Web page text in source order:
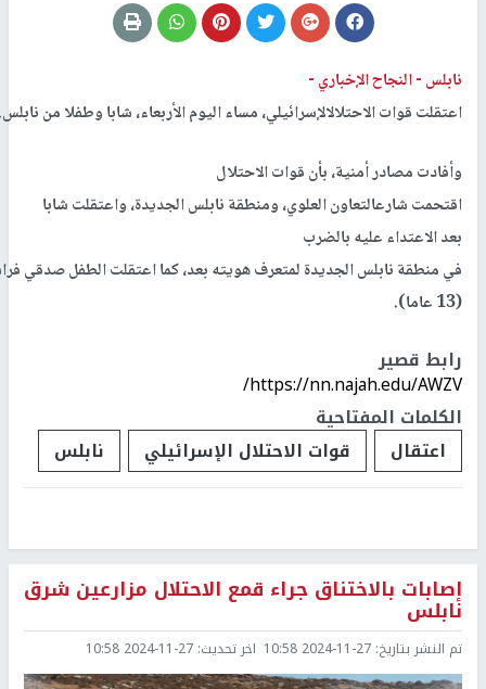
نابلس -النجاح الإخباري -
اعتقلت قوات الاحتلالالإسرائيلي، مساء اليوم الأربعاء، شابا وطفلا من
وأفادت مصادر أمنية، بأن قوات الاحتلال
اقتحمت شارعالتعاون العلوي، ومنطقة نابلس الجديدة، واعتقلت شابا
بعد الاعتداء عليه بالضرب
في منطقة نابلس الجديدة لمتعرف هويته بعد، كما اعتقلت الطفل صدقي
(13 عاما).
رابط قصير
https://nn.najah.edu/AWZV/
الكلمات المفتاحية
اعتقال
قوات الاحتلال الإسرائيلي نابلس
إصابات بالاختناق جراء قمع الاحتلال مزارعين شرق
نابلس
تم النشر بتاريخ: 2024-11-27 10:58 اخر تحديث: 2024-11-27 10:58